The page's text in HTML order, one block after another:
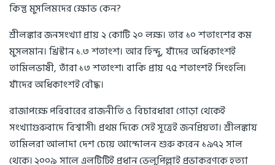
কিন্তু মুসলিমদের ক্ষোভ কেন?
শ্রীলঙ্কার জনসংখ্যা প্রায় ২ কোটি ২০ লক্ষ। তার ১০ শতাংশের কম
মুসলমান। খ্রিস্টান ১.৩ শতাংশ। আর হিন্দু, যাঁদের অধিকাংশই
তামিলভাষী, তাঁরা ১৩ শতাংশ। বাকি প্রায় ৭৫ শতাংশই সিংহলি।
যাঁদের অধিকাংশই বৌদ্ধ।
রাজাপক্ষে পরিবারের রাজনীতি ও বিচারধারা গোড়া থেকেই
সংখ্যাগুরুবাদে বিশ্বাসী। প্রথম দিকে সেই সূত্রেই জনপ্রিয়তা। শ্রীলঙ্কায়
তামিলরা আলাদা দেশ চেয়ে আন্দোলন শুরু করেন ১৯৭২ সাল
থেকে। ২০০৯ সালে এলটিটিই প্রধান ভেলুপিল্লাই প্রভাকরণকে হত্যা